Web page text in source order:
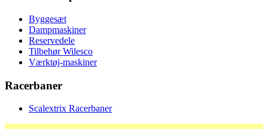
Byggesæt
Dampmaskiner
Reservedele
Tilbehør Wilesco
Værktøj-maskiner
Racerbaner
Scalextrix Racerbaner